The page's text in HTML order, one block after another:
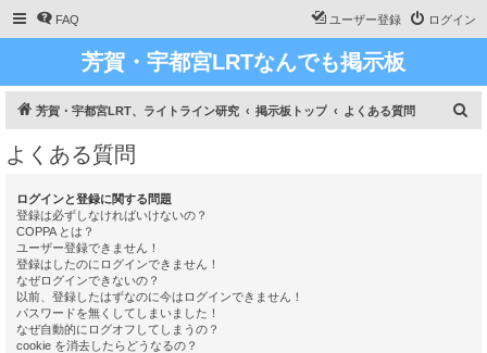
FAQ ログイン
ユーザー登録
芳賀・宇都宮LRTなんでも掲示板
芳賀・宇都宮LRT、ライトライン研究 掲示板トップ よくある質問
よくある質問
ログインと登録に関する問題
登録は必ずしなければいけないの？
COPPA とは？
ユーザー登録できません！
登録はしたのにログインできません！
なぜログインできないの？
以前、登録したはずなのに今はログインできません！
パスワードを無くしてしまいました！
なぜ自動的にログオフしてしまうの？
cookie を消去したらどうなるの？